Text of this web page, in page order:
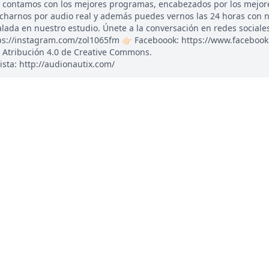
con los mejores programas, encabezados por los
por audio real y además puedes vernos las 24 horas con
en nuestro estudio. Únete a la conversación en redes
instagram.com/zol1065fm 👉🏻 Faceboook: https://
4.0 de Creative Commons.
http://audionautix.com/